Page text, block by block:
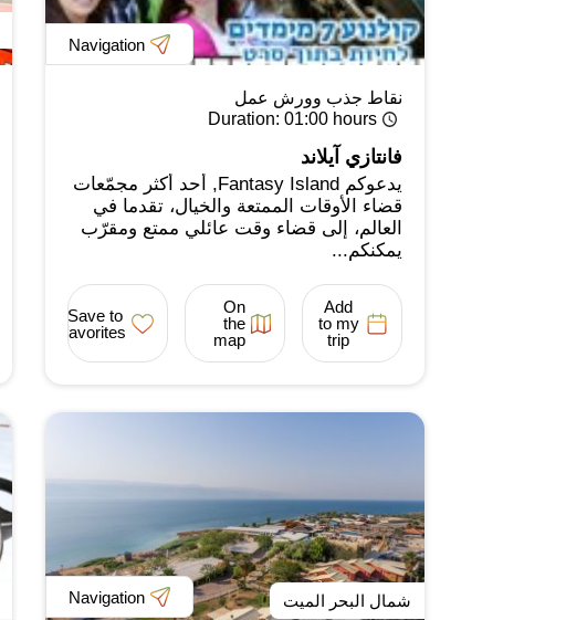
Navigation
نقاط جذب وورش عمل
Duration: 01:00 hours
فانتازي آيلاند
يدعوكم Fantasy Island, أحد أكثر مجمّعات
قضاء الأوقات الممتعة والخيال، تقدما في
العالم، إلى قضاء وقت عائلي ممتع ومقرّب
يمكنكم...
Add
to my
trip
On
the
map
Save to
favorites
شمال البحر الميت Navigation